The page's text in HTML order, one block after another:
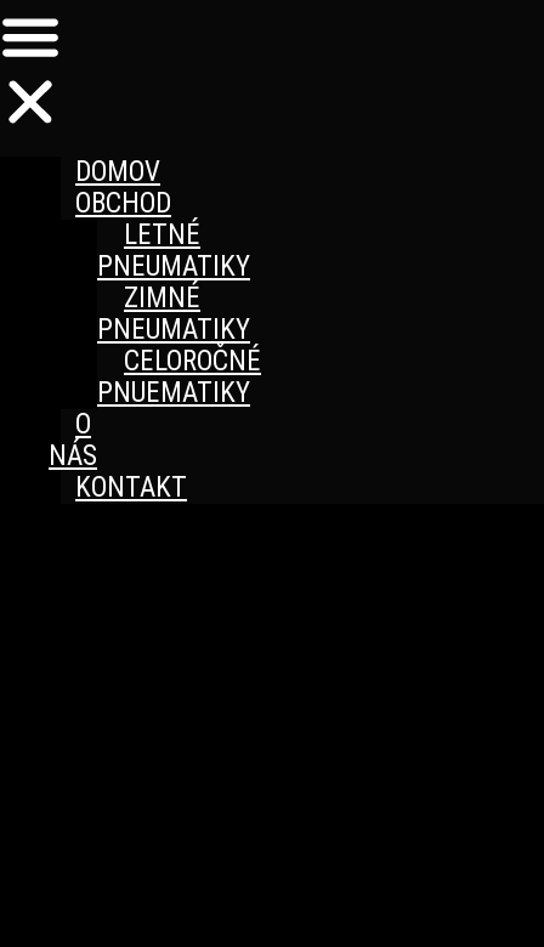
DOMOV
OBCHOD
LETNÉ
PNEUMATIKY
ZIMNÉ
PNEUMATIKY
CELOROČNÉ
PNUEMATIKY
O
NÁS
KONTAKT